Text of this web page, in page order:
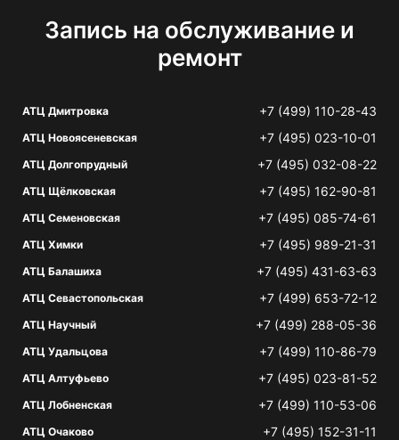
Запись на обслуживание и
ремонт
АТЦ Дмитровка +7 (499) 110-28-43
АТЦ Новоясеневская +7 (495) 023-10-01
АТЦ Долгопрудный +7 (495) 032-08-22
АТЦ Щёлковская +7 (495) 162-90-81
АТЦ Семеновская +7 (495) 085-74-61
АТЦ Химки +7 (495) 989-21-31
АТЦ Балашиха +7 (495) 431-63-63
АТЦ Севастопольская +7 (499) 653-72-12
АТЦ Научный +7 (499) 288-05-36
АТЦ Удальцова +7 (499) 110-86-79
АТЦ Алтуфьево +7 (495) 023-81-52
АТЦ Лобненская +7 (499) 110-53-06
АТЦ Очаково +7 (495) 152-31-11